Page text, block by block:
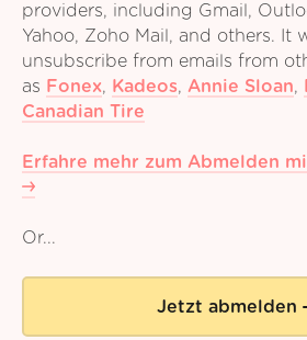
providers, including Gmail,
Yahoo, Zoho Mail, and others. It
unsubscribe from emails from
as Fonex, Kadeos, Annie Sloan,
Canadian Tire
Erfahre mehr zum Abmelden
Or...
Jetzt abmelden